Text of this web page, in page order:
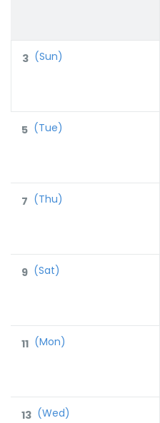
3 (Sun)
5 (Tue)
7 (Thu)
9 (Sat)
11 (Mon)
13 (Wed)